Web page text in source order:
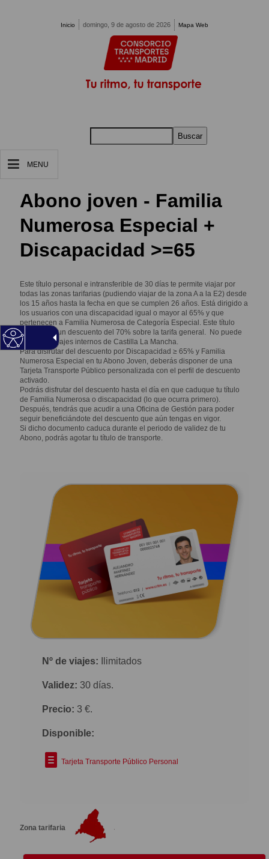
Inicio domingo, 9 de agosto de 2026 Mapa Web
Buscar
MENU
Abono joven - Familia
Numerosa Especial +
Discapacidad >=65
Este título personal e intransferible de 30 días te permite viajar por
todas las zonas tarifarias (pudiendo viajar de la zona A a la E2) desde
los 15 años hasta la fecha en que se cumplen 26 años. Está dirigido a
los usuarios con una discapacidad igual o mayor al 65% y que
pertenecen a Familia Numerosa de Categoría Especial. Este título
cuenta con un descuento del 70% sobre la tarifa general. No puede
usarse en viajes internos de Castilla La Mancha.
Para disfrutar del descuento por Discapacidad ≥ 65% y Familia
Numerosa Especial en tu Abono Joven, deberás disponer de una
Tarjeta Transporte Público personalizada con el perfil de descuento
activado.
Podrás disfrutar del descuento hasta el día en que caduque tu título
de Familia Numerosa o discapacidad (lo que ocurra primero).
Después, tendrás que acudir a una Oficina de Gestión para poder
seguir beneficiándote del descuento que aún tengas en vigor.
Si dicho documento caduca durante el periodo de validez de tu
Abono, podrás agotar tu título de transporte.
Nº de viajes: Ilimitados
Validez: 30 días.
Precio: 3 €.
Disponible:
Tarjeta Transporte Público Personal
Zona tarifaria